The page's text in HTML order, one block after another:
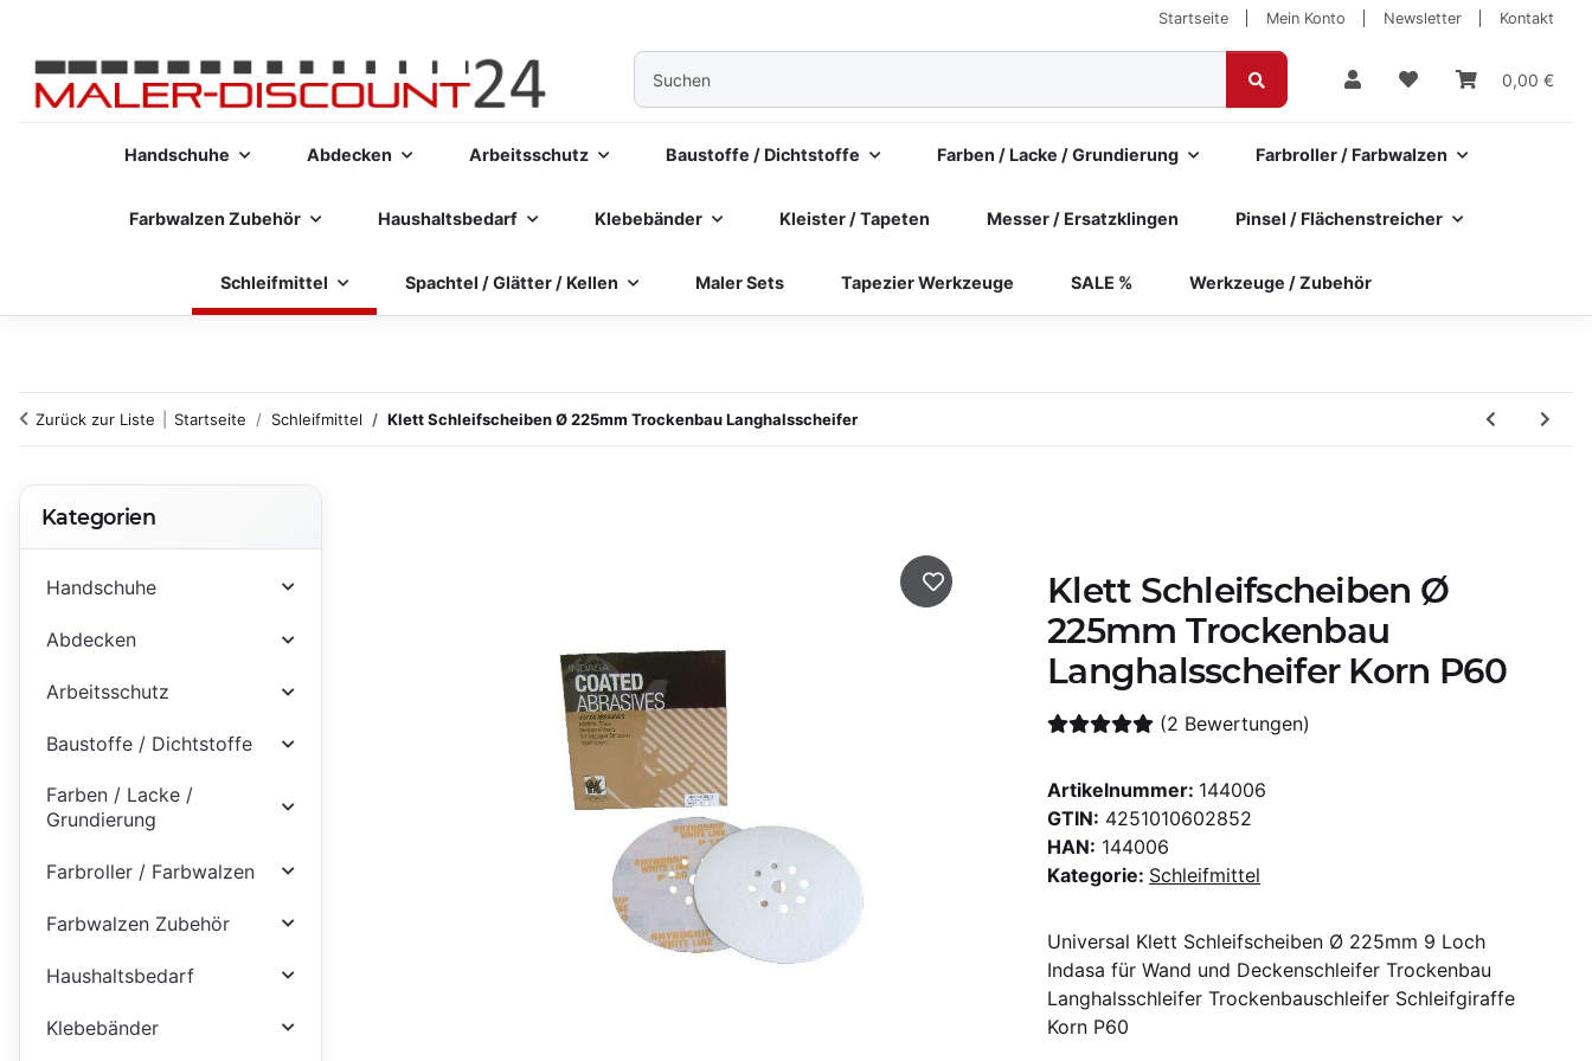
Startseite Mein Konto Newsletter Kontakt
0,00 €
Handschuhe Abdecken Arbeitsschutz Baustoffe / Dichtstoffe Farben / Lacke / Grundierung Farbroller / Farbwalzen
Farbwalzen Zubehör Haushaltsbedarf Klebebänder Kleister / Tapeten Messer / Ersatzklingen Pinsel / Flächenstreicher
Schleifmittel Spachtel / Glätter / Kellen Maler Sets Tapezier Werkzeuge SALE % Werkzeuge / Zubehör
Zurück zur Liste Startseite Schleifmittel Klett Schleifscheiben Ø 225mm Trockenbau Langhalsscheifer
Klett Schleifscheiben Ø
225mm Trockenbau
Langhalsscheifer Korn P60
(2 Bewertungen)
Artikelnummer: 144006
GTIN: 4251010602852
HAN: 144006
Kategorie: Schleifmittel
Universal Klett Schleifscheiben Ø 225mm 9 Loch
Indasa für Wand und Deckenschleifer Trockenbau
Langhalsschleifer Trockenbauschleifer Schleifgiraffe
Korn P60
Kategorien
Handschuhe
Abdecken
Arbeitsschutz
Baustoffe / Dichtstoffe
Farben / Lacke /
Grundierung
Farbroller / Farbwalzen
Farbwalzen Zubehör
Haushaltsbedarf
Klebebänder